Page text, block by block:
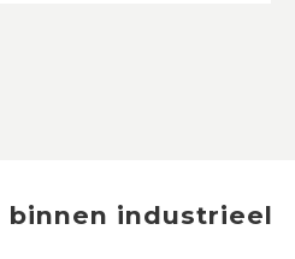
binnen industrieel